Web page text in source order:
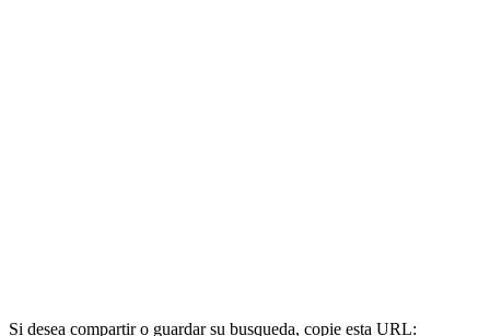
Si desea compartir o guardar su busqueda, copie esta URL: